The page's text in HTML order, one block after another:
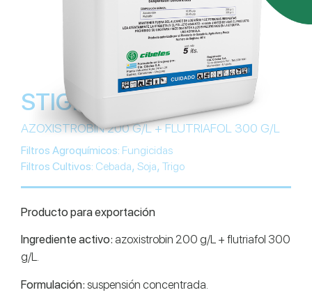
STIGMAR EFFECT
AZOXISTROBIN 200 G/L + FLUTRIAFOL 300 G/L
Filtros Agroquímicos: Fungicidas
Filtros Cultivos: Cebada, Soja, Trigo
Producto para exportación
Ingrediente activo: azoxistrobin 200 g/L + flutriafol 300
g/L.
Formulación: suspensión concentrada.